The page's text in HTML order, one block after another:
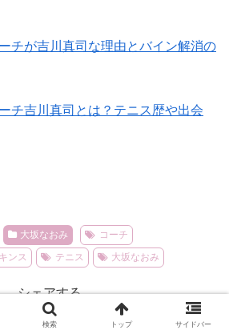
チが吉川真司な理由とバイン解消の
チ吉川真司とは？テニス歴や出会
大坂なおみ
コーチ
ンス
テニス 大坂なおみ
シェアする
Facebook はてブ
検索 トップ サイドバー